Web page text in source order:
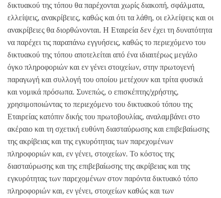
δικτυακού της τόπου θα παρέχονται χωρίς διακοπή, σφάλματα,
ελλείψεις, ανακρίβειες, καθώς και ότι τα λάθη, οι ελλείψεις και οι
ανακρίβειες θα διορθώνονται. Η Εταιρεία δεν έχει τη δυνατότητα
να παρέχει τις παραπάνω εγγυήσεις, καθώς το περιεχόμενο του
δικτυακού της τόπου αποτελείται από ένα ιδιαιτέρως μεγάλο
όγκο πληροφοριών και εν γένει στοιχείων, στην πρωτογενή
παραγωγή και συλλογή του οποίου μετέχουν και τρίτα φυσικά
και νομικά πρόσωπα. Συνεπώς, ο επισκέπτης/χρήστης,
χρησιμοποιώντας το περιεχόμενο του δικτυακού τόπου της
Εταιρείας κατόπιν δικής του πρωτοβουλίας, αναλαμβάνει στο
ακέραιο και τη σχετική ευθύνη διασταύρωσης και επιβεβαίωσης
της ακρίβειας και της εγκυρότητας των παρεχομένων
πληροφοριών και, εν γένει, στοιχείων. Το κόστος της
διασταύρωσης και της επιβεβαίωσης της ακρίβειας και της
εγκυρότητας των παρεχομένων στον παρόντα δικτυακό τόπο
πληροφοριών και, εν γένει, στοιχείων καθώς και των